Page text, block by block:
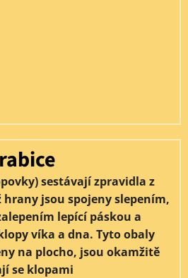
sestávají zpravidla z
jsou spojeny slepením,
lepící páskou a
víka a dna. Tyto obaly
na plocho, jsou okamžitě
se klopami